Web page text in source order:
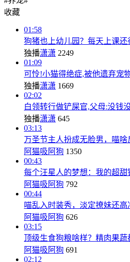
收藏
01:58
狗猪也上幼儿园？每天上课还
独播潇潇 2249
01:09
可怜!小猫得绝症,被他遗弃宠
独播潇潇 1669
02:02
白领转行做铲屎官,父母:没钱
独播潇潇 645
03:13
万圣节主人扮成无脸男，喵啥
阿猫吸阿狗 1350
00:43
每个汪星人的梦想：我的超甜
阿猫吸阿狗 792
00:44
喵乱入时装秀，淡定撩妹还高
阿猫吸阿狗 626
03:15
顶级生食狗粮啥样？精肉果蔬
阿猫吸阿狗 691
02:12